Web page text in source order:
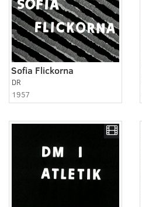
Sofia Flickorna
DR
1957